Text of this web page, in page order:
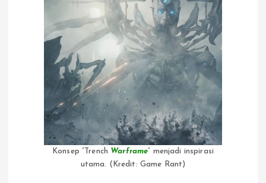
Konsep “Trench Warframe ” menjadi inspirasi
utama. (Kredit: Game Rant)